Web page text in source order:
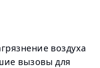
воздуха
вызовы для